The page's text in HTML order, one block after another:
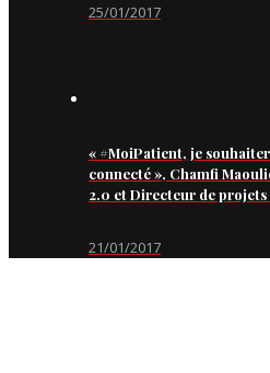
25/01/2017
« #MoiPatient, je
connecté », Chamfi
2.0 et Directeur de projets
21/01/2017